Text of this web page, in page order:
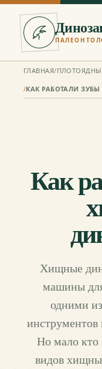
ГЛАВНАЯ/
/КАК РАБОТАЛИ
Как
Хищные
машины
одними
Но мало кто
видов